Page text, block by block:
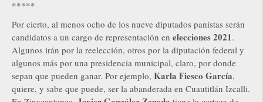
*****
Por cierto, al menos ocho de los nueve diputados panistas serán
candidatos a un cargo de representación en elecciones 2021.
Algunos irán por la reelección, otros por la diputación federal y
algunos más por una presidencia municipal, claro, por donde
sepan que pueden ganar. Por ejemplo, Karla Fiesco García,
quiere, y sabe que puede, ser la abanderada en Cuautitlán Izcalli.